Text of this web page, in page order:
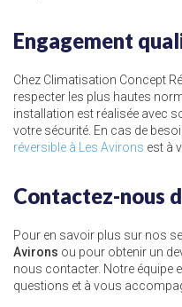
Engagement
Chez Climatisation Concept
respecter les plus hautes
installation est réalisée avec
votre sécurité. En cas de
réversible à Les Avirons est à
Contactez-nous
Pour en savoir plus sur nos
Avirons ou pour obtenir un
nous contacter. Notre équipe
questions et à vous